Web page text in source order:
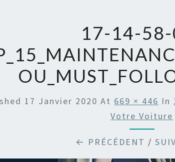
17-14-
17 Janvier 2020 At 669 × 446 In
Votre Voiture
← PRÉCÉDENT /